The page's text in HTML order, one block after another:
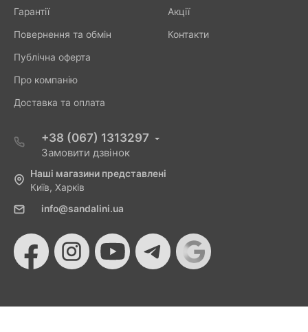
Гарантії
Повернення та обмін
Публічна оферта
Про компанію
Доставка та оплата
Акції
Контакти
+38 (067) 1313297
Замовити дзвінок
Наші магазини представлені
Київ, Харків
info@sandalini.ua